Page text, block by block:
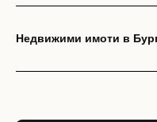
Недвижими имоти в